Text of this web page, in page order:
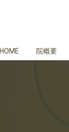
HOME 院概要